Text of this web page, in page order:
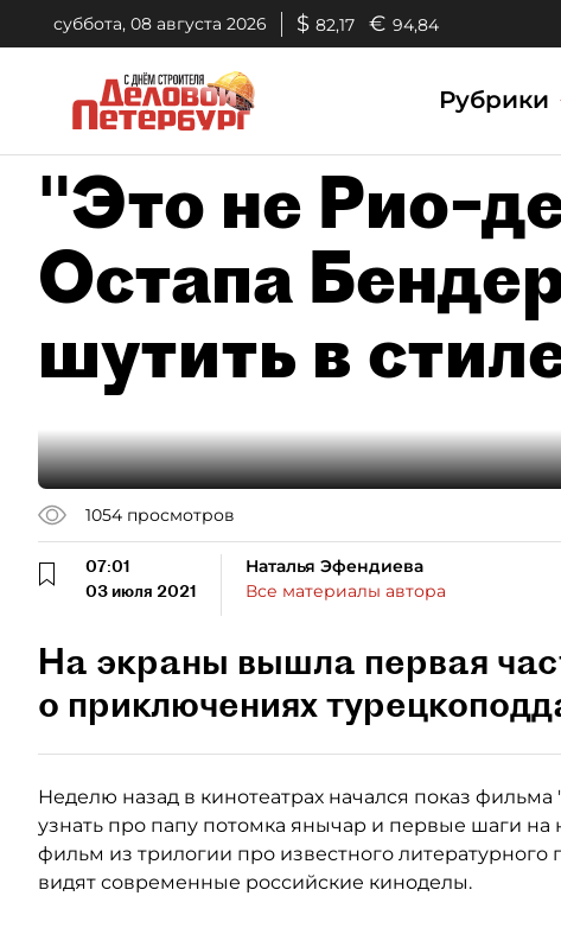
суббота, 08 августа 2026 $ 82,17 € 94,84
Рубрики
"Это не
Остапа
шутить в
1054 просмотров
07:01
03 июля 2021
Наталья Эфендиева
Все материалы автора
На экраны вышла первая
о приключениях
Неделю назад в кинотеатрах начался показ
узнать про папу потомка янычар и первые шаги
фильм из трилогии про известного литературного
видят современные российские киноделы.